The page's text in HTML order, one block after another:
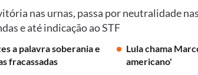
nas urnas, passa por neutralidade
e até indicação ao STF
a palavra soberania e
fracassadas
Lula chama
americano'